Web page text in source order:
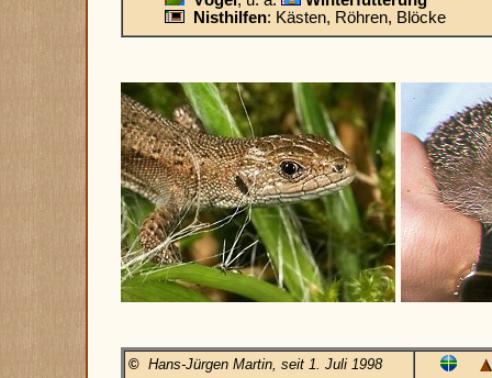
Nisthilfen: Kästen, Röhren, Blöcke
© Hans-Jürgen Martin, seit 1. Juli 1998